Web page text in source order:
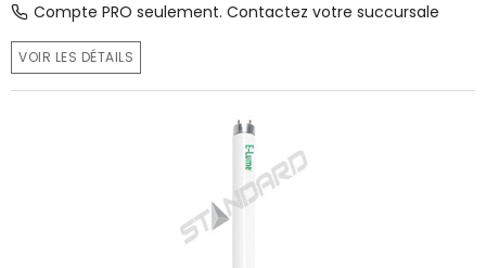
Compte PRO seulement. Contactez votre succursale
VOIR LES DÉTAILS